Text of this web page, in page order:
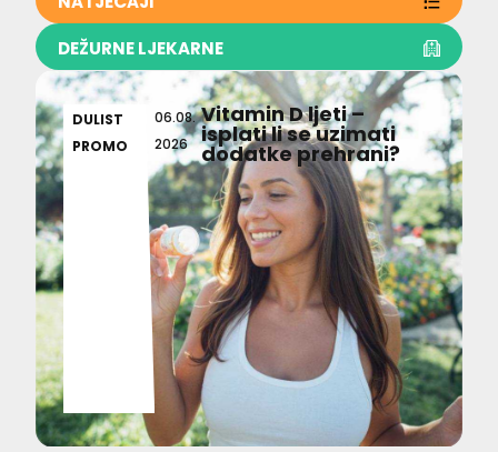
DEŽURNE LJEKARNE
DULIST
PROMO
06.08.
2026
Vitamin D ljeti –
isplati li se uzimati
dodatke prehrani?